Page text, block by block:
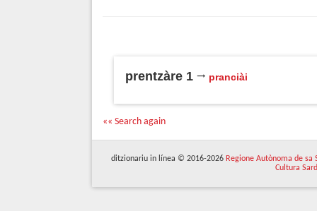
prentzàre 1 pranciài
«« Search again
ditzionariu in línea © 2016-2026 Regione Autònoma de sa
Cultura